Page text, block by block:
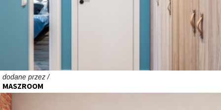
dodane przez /
MASZROOM